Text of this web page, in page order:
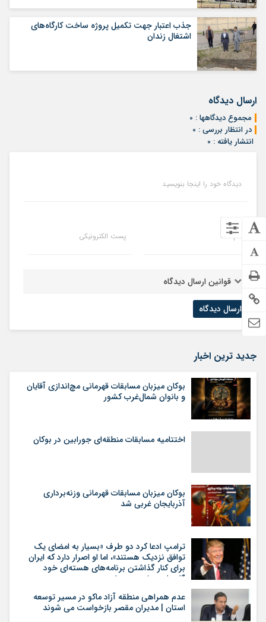
جذب اعتبار جهت تکمیل پروژه ساخت کارگاه‌های
اشتغال زندان
ارسال دیدگاه
مجموع دیدگاهها : 0
در انتظار بررسی : 0
انتشار یافته : 0
دیدگاه خود را اینجا بنویسید
نام شما پست الکترونیکی
قوانین ارسال دیدگاه
جدید ترین اخبار
بوکان میزبان مسابقات قهرمانی مچ‌اندازی آقایان
و بانوان شمال‌غرب کشور
اختتامیه مسابقات منطقه‌ای جورابین در بوکان
بوکان میزبان مسابقات قهرمانی وزنه‌برداری
آذربایجان غربی شد
ترامپ ادعا کرد دو طرف «بسیار به امضای یک
توافق نزدیک هستند»، اما او اصرار دارد که ایران
برای کنار گذاشتن برنامه‌های هسته‌ای خود
گام‌های بیشتری بردارد
عدم همراهی منطقه آزاد ماکو در مسیر توسعه
استان | مدیران مقصر بازخواست می شوند